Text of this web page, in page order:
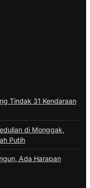
Tindak 31 Kendaraan
di Monggak,
Putih
Ada Harapan